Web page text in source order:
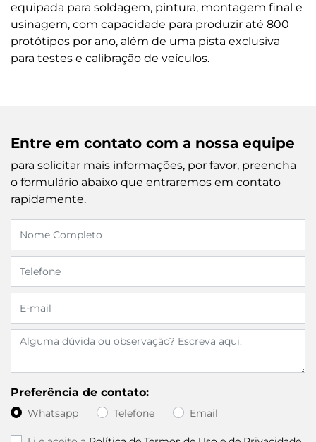
equipada para soldagem, pintura, montagem final e
usinagem, com capacidade para produzir até 800
protótipos por ano, além de uma pista exclusiva
para testes e calibração de veículos.
Entre em contato com a nossa equipe
para solicitar mais informações, por favor, preencha
o formulário abaixo que entraremos em contato
rapidamente.
Preferência de contato:
Whatsapp Telefone Email